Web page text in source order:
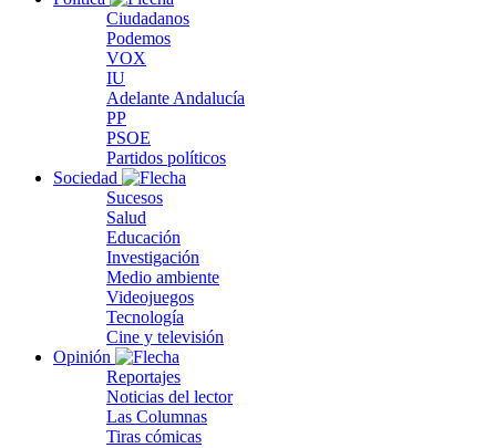
Ciudadanos
Podemos
VOX
IU
Adelante Andalucía
PP
PSOE
Partidos políticos
Sociedad
Sucesos
Salud
Educación
Investigación
Medio ambiente
Videojuegos
Tecnología
Cine y televisión
Opinión
Reportajes
Noticias del lector
Las Columnas
Tiras cómicas